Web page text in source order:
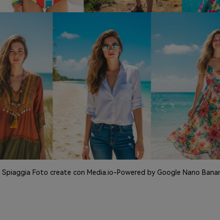
Spiaggia Foto create con Media.io-Powered by Google Nano